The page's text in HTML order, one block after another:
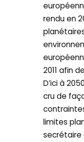
rendu en
2011 afin
D’ici à
cru de
limites
secrétaire